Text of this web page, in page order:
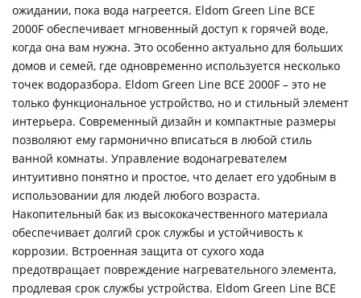
ожидании, пока вода нагреется. Eldom Green Line BCE
2000F обеспечивает мгновенный доступ к горячей воде,
когда она вам нужна. Это особенно актуально для больших
домов и семей, где одновременно используется несколько
точек водоразбора. Eldom Green Line BCE 2000F – это не
только функциональное устройство, но и стильный элемент
интерьера. Современный дизайн и компактные размеры
позволяют ему гармонично вписаться в любой стиль
ванной комнаты. Управление водонагревателем
интуитивно понятно и простое, что делает его удобным в
использовании для людей любого возраста.
Накопительный бак из высококачественного материала
обеспечивает долгий срок службы и устойчивость к
коррозии. Встроенная защита от сухого хода
предотвращает повреждение нагревательного элемента,
продлевая срок службы устройства. Eldom Green Line BCE